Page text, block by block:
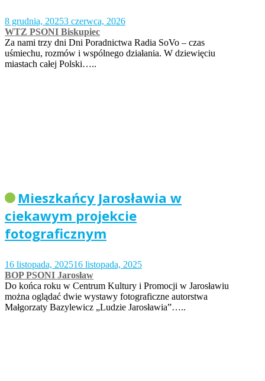
8 grudnia, 20253 czerwca, 2026
WTZ PSONI Biskupiec
Za nami trzy dni Dni Poradnictwa Radia SoVo – czas
uśmiechu, rozmów i wspólnego działania. W dziewięciu
miastach całej Polski…..
Mieszkańcy Jarosławia w
ciekawym projekcie
fotograficznym
16 listopada, 202516 listopada, 2025
BOP PSONI Jarosław
Do końca roku w Centrum Kultury i Promocji w Jarosławiu
można oglądać dwie wystawy fotograficzne autorstwa
Małgorzaty Bazylewicz „Ludzie Jarosławia”…..